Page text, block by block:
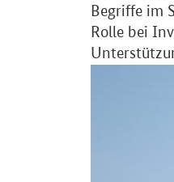
Begriffe im
Rolle bei